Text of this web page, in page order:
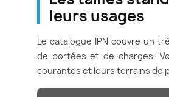
leurs usages
Le catalogue IPN couvre un
de portées et de charges.
courantes et leurs terrains de